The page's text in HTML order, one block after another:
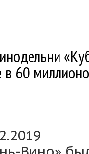
в 60